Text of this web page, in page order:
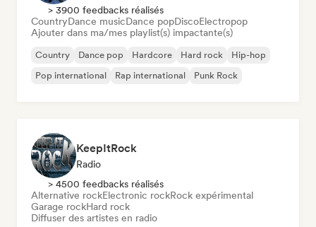
> 3900 feedbacks réalisés
CountryDance musicDance popDiscoElectropop
Ajouter dans ma/mes playlist(s) impactante(s)
Country Dance pop Hardcore Hard rock
Hip-hop
Pop international
Rap international Punk Rock
KeepItRock
Radio
> 4500 feedbacks réalisés
Alternative rockElectronic rockRock expérimental
Garage rockHard rock
Diffuser des artistes en radio